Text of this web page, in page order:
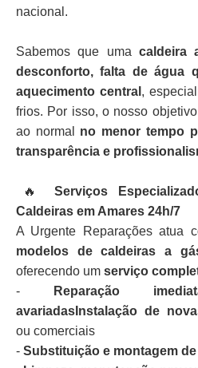
nacional.
Sabemos que uma caldeira
desconforto, falta de água
aquecimento central ,
frios. Por isso, o nosso
ao normal no menor tempo
transparência e
🔥
Serviços
Caldeiras em Amares 24h/7
A Urgente Reparações atua
modelos de caldeiras a
oferecendo um serviço
-
Reparação
avariadasInstalação de
ou comerciais
- Substituição e montagem